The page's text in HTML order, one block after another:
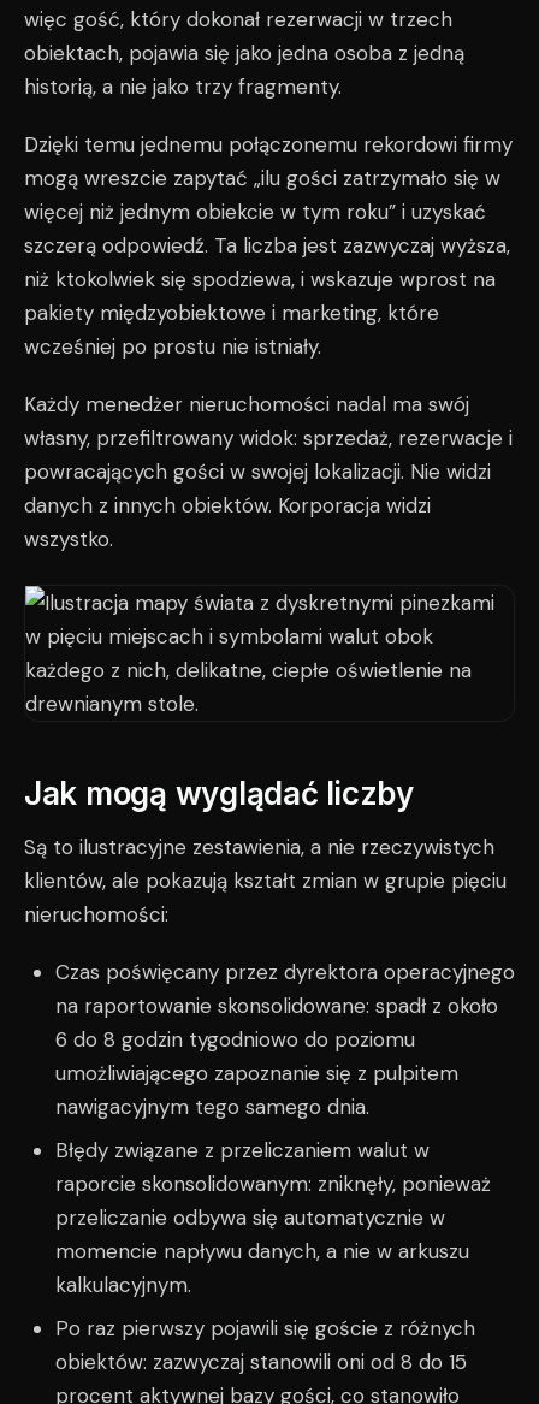
więc gość, który dokonał rezerwacji w trzech
obiektach, pojawia się jako jedna osoba z jedną
historią, a nie jako trzy fragmenty.
Dzięki temu jednemu połączonemu rekordowi firmy
mogą wreszcie zapytać „ilu gości zatrzymało się w
więcej niż jednym obiekcie w tym roku” i uzyskać
szczerą odpowiedź. Ta liczba jest zazwyczaj wyższa,
niż ktokolwiek się spodziewa, i wskazuje wprost na
pakiety międzyobiektowe i marketing, które
wcześniej po prostu nie istniały.
Każdy menedżer nieruchomości nadal ma swój
własny, przefiltrowany widok: sprzedaż, rezerwacje i
powracających gości w swojej lokalizacji. Nie widzi
danych z innych obiektów. Korporacja widzi
wszystko.
Jak mogą wyglądać liczby
Są to ilustracyjne zestawienia, a nie rzeczywistych
klientów, ale pokazują kształt zmian w grupie pięciu
nieruchomości:
Czas poświęcany przez dyrektora operacyjnego
na raportowanie skonsolidowane: spadł z około
6 do 8 godzin tygodniowo do poziomu
umożliwiającego zapoznanie się z pulpitem
nawigacyjnym tego samego dnia.
Błędy związane z przeliczaniem walut w
raporcie skonsolidowanym: zniknęły, ponieważ
przeliczanie odbywa się automatycznie w
momencie napływu danych, a nie w arkuszu
kalkulacyjnym.
Po raz pierwszy pojawili się goście z różnych
obiektów: zazwyczaj stanowili oni od 8 do 15
procent aktywnej bazy gości, co stanowiło